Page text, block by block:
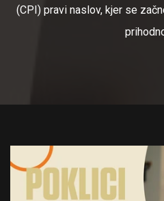
(CPI) pravi naslov, kjer se